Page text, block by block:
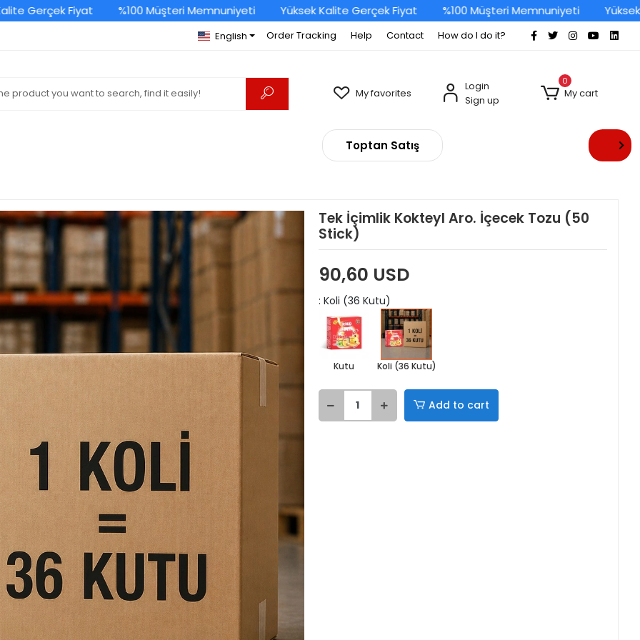
Gerçek Fiyat %100 Müşteri Memnuniyeti Yüksek Kalite Gerçek Fiyat %100 Müşteri Memnuniyeti Yüksek
English Order Tracking Help Contact How do I do it?
My favorites
Login
Sign up
0
My cart
Toptan Satış
Tek İçimlik Kokteyl Aro. İçecek Tozu (50
Stick)
90,60 USD
: Koli (36 Kutu)
Kutu Koli (36 Kutu)
Add to cart